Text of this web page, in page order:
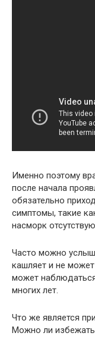
Именно поэтому
после начала
обязательно
симптомы, такие
насморк
Часто можно
кашляет и не
может
многих лет.
Что же является
Можно ли избежать